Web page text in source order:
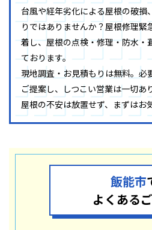
台風や経年劣化による屋根の破損
りではありませんか？屋根修理緊
着し、屋根の点検・修理・防水・
ております。
現地調査・お見積もりは無料。必
ご提案し、しつこい営業は一切あ
屋根の不安は放置せず、まずはお
飯能市
よくある